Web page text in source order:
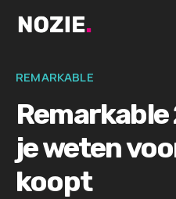
naar
inhoud
REMARKABLE
je weten
koopt